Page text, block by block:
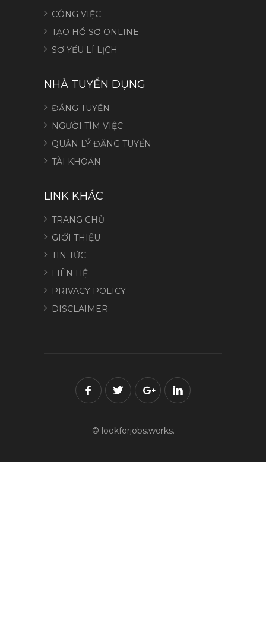
CÔNG VIỆC
TẠO HỒ SƠ ONLINE
SƠ YẾU LÍ LỊCH
NHÀ TUYỂN DỤNG
ĐĂNG TUYỂN
NGƯỜI TÌM VIỆC
QUẢN LÝ ĐĂNG TUYỂN
TÀI KHOẢN
LINK KHÁC
TRANG CHỦ
GIỚI THIỆU
TIN TỨC
LIÊN HỆ
PRIVACY POLICY
DISCLAIMER
© lookforjobs.works.